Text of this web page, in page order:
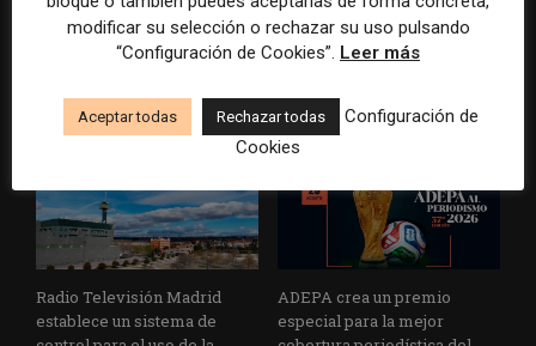
cooperativa pierde 38.542
Brasil, España y El Salvador
sobre el poder, la memoria y
Radio Televisión Madrid
establece un sistema de
ADEPA crea un premio
especial para la mejor
modificar su selección o rechazar su uso pulsando
“Configuración de Cookies”. Leer más
Aceptar todas Rechazar todas
Configuración de
Cookies